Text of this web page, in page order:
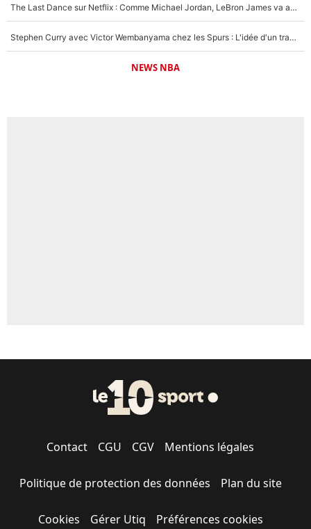
The Last Dance sur Netflix : Comme Michael Jordan, LeBron James va avoir le droit à sa série !
Stephen Curry avec Victor Wembanyama chez les Spurs : L'idée d'un trade historique est lancée en NBA !
NEWS NBA
Contact CGU CGV Mentions légales
Politique de protection des données Plan du site
Cookies Gérer Utiq Préférences cookies